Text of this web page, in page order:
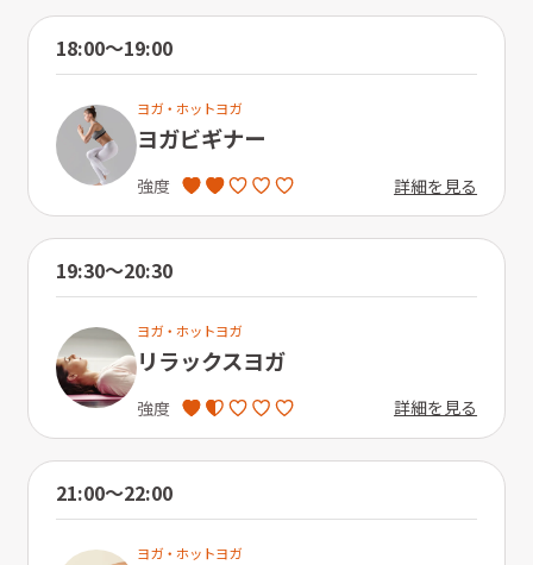
18:00〜19:00
ヨガ・ホットヨガ
ヨガビギナー
強度 詳細を見る
19:30〜20:30
ヨガ・ホットヨガ
リラックスヨガ
強度 詳細を見る
21:00〜22:00
ヨガ・ホットヨガ